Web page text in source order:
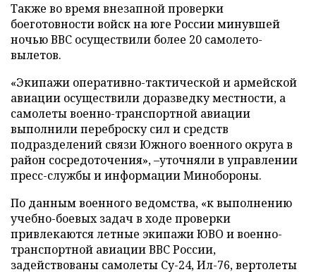
Также во время внезапной проверки
боеготовности войск на юге России минувшей
ночью ВВС осуществили более 20 самолето-
вылетов.
«Экипажи оперативно-тактической и армейской
авиации осуществили доразведку местности, а
самолеты военно-транспортной авиации
выполнили переброску сил и средств
подразделений связи Южного военного округа в
район сосредоточения», –уточняли в управлении
пресс-службы и информации Минобороны.
По данным военного ведомства, «к выполнению
учебно-боевых задач в ходе проверки
привлекаются летные экипажи ЮВО и военно-
транспортной авиации ВВС России,
задействованы самолеты Су-24, Ил-76, вертолеты